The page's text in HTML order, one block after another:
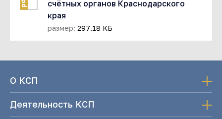
счётных органов Краснодарского
края
размер: 297.18 КБ
О КСП
Деятельность КСП